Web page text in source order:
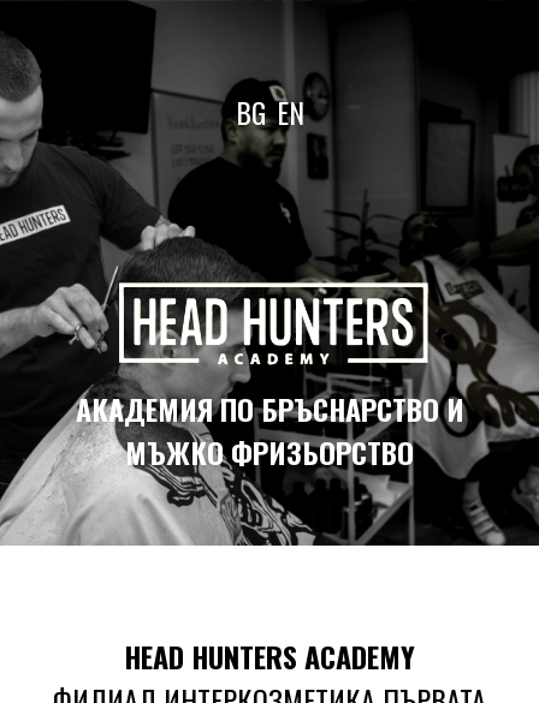
BG EN
АКАДЕМИЯ ПО БРЪСНАРСТВО И
МЪЖКО ФРИЗЬОРСТВО
HEAD HUNTERS ACADEMY